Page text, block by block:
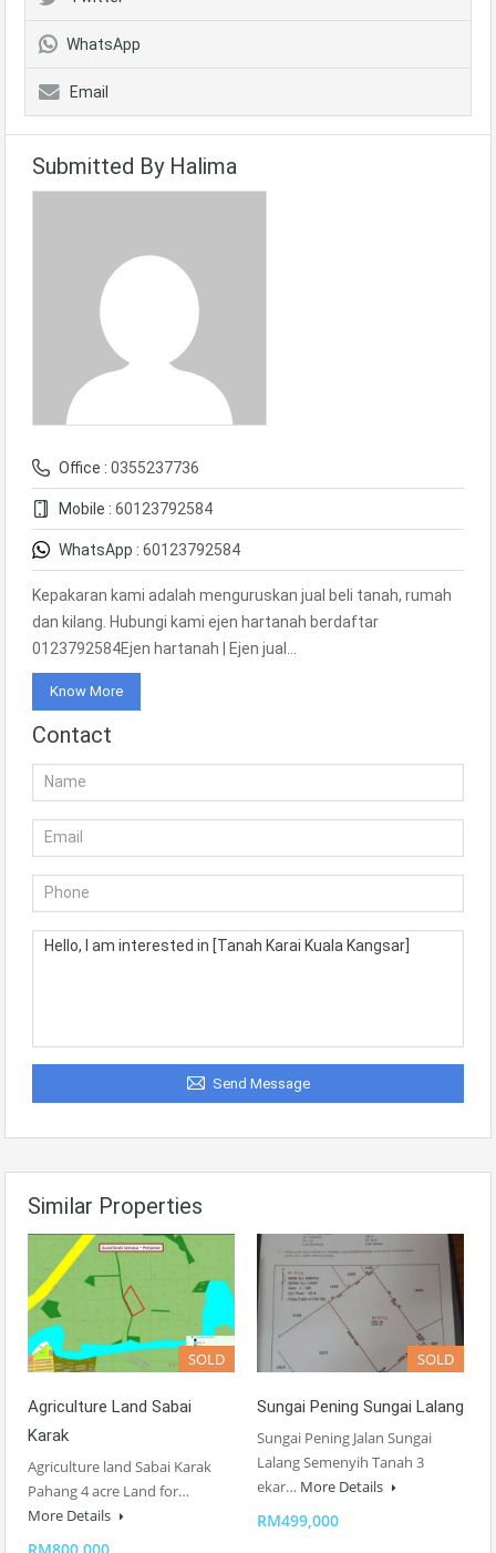
WhatsApp
Email
Submitted By Halima
Office : 0355237736
Mobile : 60123792584
WhatsApp : 60123792584
Kepakaran kami adalah menguruskan jual beli tanah, rumah
dan kilang. Hubungi kami ejen hartanah berdaftar
0123792584Ejen hartanah | Ejen jual…
Know More
Contact
Send Message
Similar Properties
SOLD
Agriculture Land Sabai
Karak
Agriculture land Sabai Karak
Pahang 4 acre Land for…
More Details
SOLD
Sungai Pening Sungai Lalang
Sungai Pening Jalan Sungai
Lalang Semenyih Tanah 3
ekar… More Details
RM499,000